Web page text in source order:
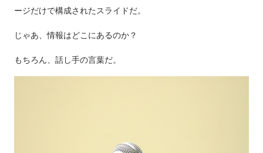
ージだけで構成されたスライドだ。
じゃあ、情報はどこにあるのか？
もちろん、話し手の言葉だ。